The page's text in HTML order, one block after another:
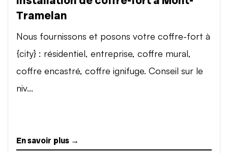
Tramelan
Nous fournissons et posons votre coffre-fort à
{city} : résidentiel, entreprise, coffre mural,
coffre encastré, coffre ignifuge. Conseil sur le
niv...
En savoir plus →